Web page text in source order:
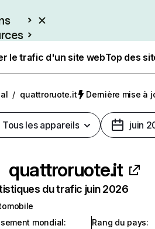
le trafic d'un site webTop des
/ quattroruote.it Dernière mise à
Tous les appareils juin
quattroruote.it
du trafic juin 2026
mondial:
Rang du pays: